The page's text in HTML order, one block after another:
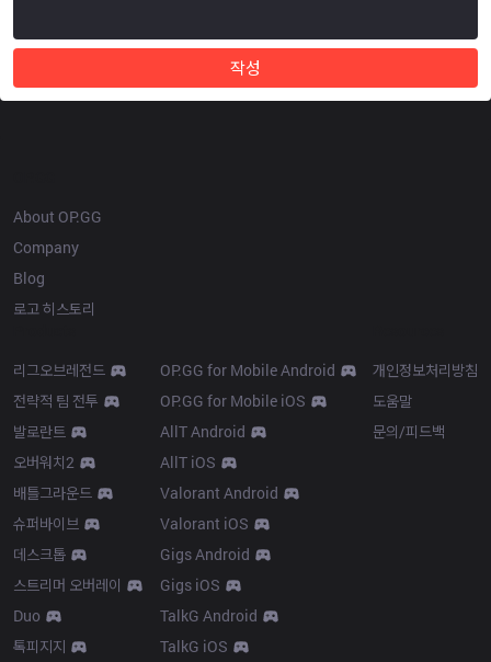
작성
About OP.GG
Company
Blog
로고 히스토리
리그오브레전드
전략적 팀 전투
발로란트
오버워치2
배틀그라운드
슈퍼바이브
데스크톱
스트리머 오버레이
Duo
톡피지지
OP.GG for Mobile Android
OP.GG for Mobile iOS
AllT Android
AllT iOS
Valorant Android
Valorant iOS
Gigs Android
Gigs iOS
TalkG Android
TalkG iOS
개인정보처리방침
도움말
문의/피드백